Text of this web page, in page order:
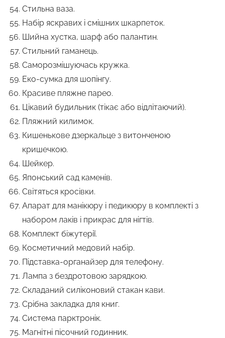
Стильна ваза.
Набір яскравих і смішних шкарпеток.
Шийна хустка, шарф або палантин.
Стильний гаманець.
Саморозмішуючась кружка.
Еко-сумка для шопінгу.
Красиве пляжне парео.
Цікавий будильник (тікає або відлітаючий).
Пляжний килимок.
Кишенькове дзеркальце з витонченою
кришечкою.
Шейкер.
Японський сад каменів.
Світяться кросівки.
Апарат для манікюру і педикюру в комплекті з
набором лаків і прикрас для нігтів.
Комплект біжутерії.
Косметичний медовий набір.
Підставка-органайзер для телефону.
Лампа з бездротовою зарядкою.
Складаний силіконовий стакан кави.
Срібна закладка для книг.
Система парктронік.
Магнітні пісочний годинник.